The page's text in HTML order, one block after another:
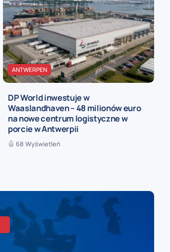
ANTWERPEN
DP World inwestuje w
Waaslandhaven – 48 milionów euro
na nowe centrum logistyczne w
porcie w Antwerpii
68 Wyświetleń